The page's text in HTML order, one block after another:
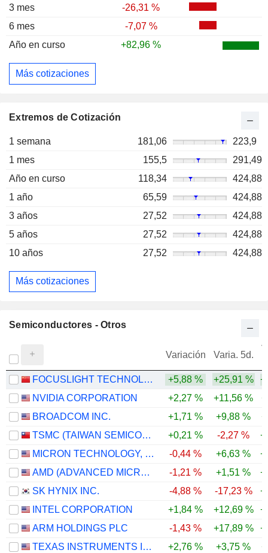
3 mes
-26,31 %
6 mes
-7,07 %
Año en curso
+82,96 %
Más cotizaciones
Extremos de Cotización
1 semana 181,06
223,9
1 mes
155,5
291,49
Año en curso
118,34
424,88
1 año
65,59
424,88
3 años
27,52
424,88
5 años
27,52
424,88
10 años
27,52 424,88
Más cotizaciones
Semiconductores - Otros
Variación Varia. 5d.
FOCUSLIGHT TECHNOLOGIES INC +5,88 % +25,91 %
NVIDIA CORPORATION
+2,27 % +11,56 %
BROADCOM INC.
+1,71 % +9,88 %
TSMC (TAIWAN SEMICONDUCTOR MANUFACTURING COMPANY)
+0,21 % -2,27 %
MICRON TECHNOLOGY, INC.
-0,44 % +6,63 %
AMD (ADVANCED MICRO DEVICES)
-1,21 % +1,51 %
SK HYNIX INC.
-4,88 % -17,23 %
INTEL CORPORATION
+1,84 % +12,69 %
ARM HOLDINGS PLC
-1,43 % +17,89 %
TEXAS INSTRUMENTS INCORPORATED
+2,76 % +3,75 %